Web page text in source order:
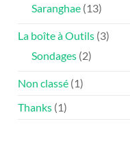
Saranghae (13)
La boîte à Outils (3)
Sondages (2)
Non classé (1)
Thanks (1)